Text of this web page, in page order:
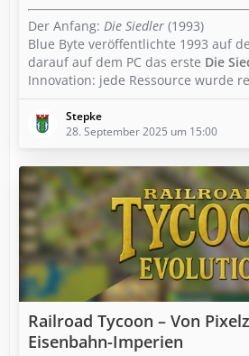
Der Anfang: Die Siedler (1993)
Blue Byte veröffentlichte 1993 auf
darauf auf dem PC das erste Die
Innovation: jede Ressource wurde
Stepke
28. September 2025 um 15:00
Railroad Tycoon – Von
Eisenbahn-Imperien